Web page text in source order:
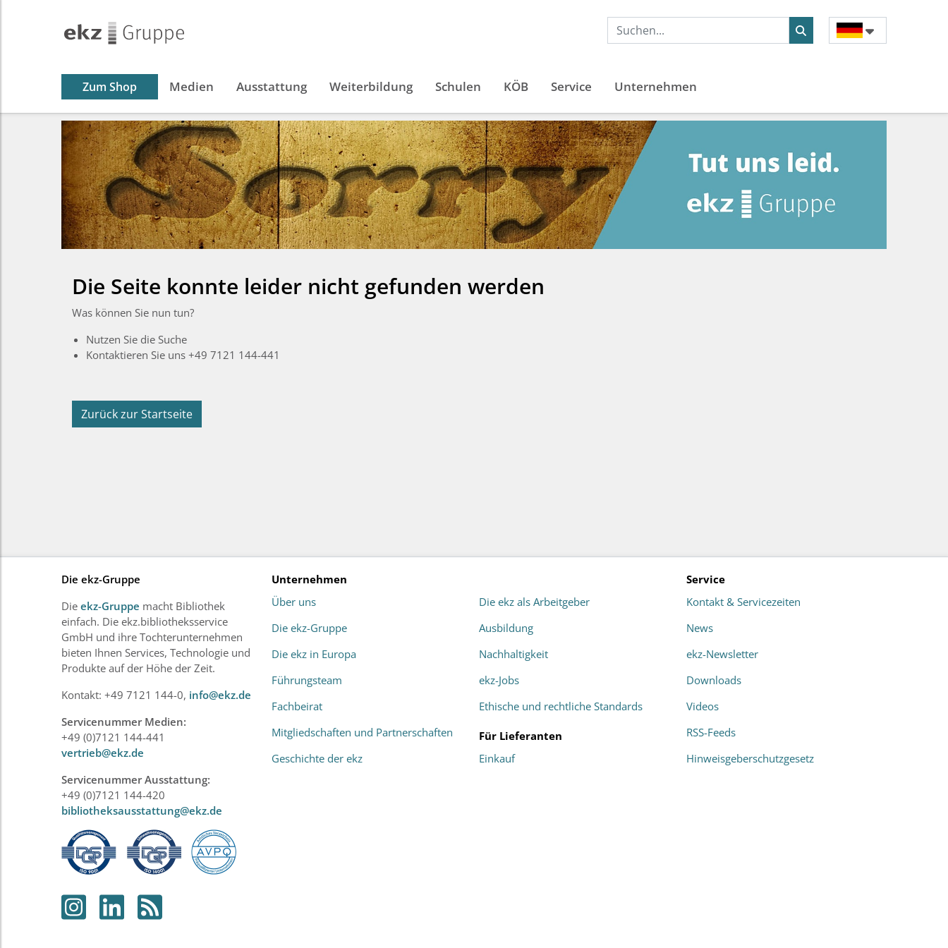
Zum Shop Medien Ausstattung Weiterbildung Schulen KÖB Service Unternehmen
Die Seite konnte leider nicht gefunden werden
Was können Sie nun tun?
Nutzen Sie die Suche
Kontaktieren Sie uns +49 7121 144-441
Zurück zur Startseite
Die ekz-Gruppe
Die ekz-Gruppe macht Bibliothek
einfach. Die ekz.bibliotheksservice
GmbH und ihre Tochterunternehmen
bieten Ihnen Services, Technologie und
Produkte auf der Höhe der Zeit.
Kontakt: +49 7121 144-0, info@ekz.de
Servicenummer Medien:
+49 (0)7121 144-441
vertrieb@ekz.de
Servicenummer Ausstattung:
+49 (0)7121 144-420
bibliotheksausstattung@ekz.de
Unternehmen
Über uns
Die ekz-Gruppe
Die ekz in Europa
Führungsteam
Fachbeirat
Mitgliedschaften und Partnerschaften
Geschichte der ekz
Die ekz als Arbeitgeber
Ausbildung
Nachhaltigkeit
ekz-Jobs
Ethische und rechtliche Standards
Für Lieferanten
Einkauf
Service
Kontakt & Servicezeiten
News
ekz-Newsletter
Downloads
Videos
RSS-Feeds
Hinweisgeberschutzgesetz